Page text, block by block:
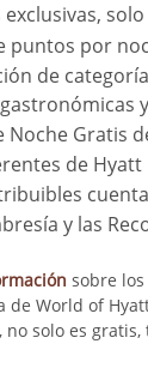
puntos por
de
Noche Gratis
de Hyatt
y las
sobre
de World of
solo es gratis,